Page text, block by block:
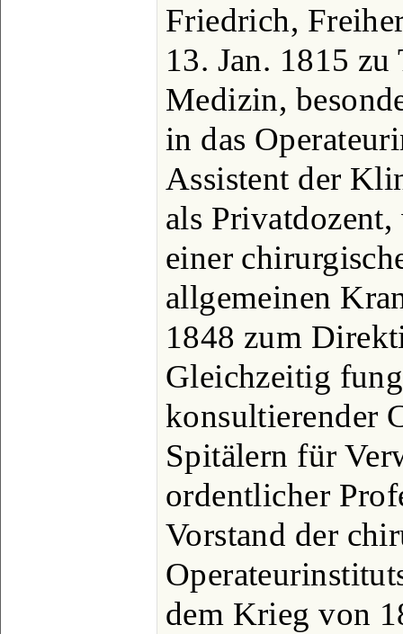
Friedrich,
13. Jan. 1815
Medizin,
in das
Assistent der
als
einer
allgemeinen
1848 zum
Gleichzeitig
konsultierender
Spitälern für
ordentlicher
Vorstand der
dem Krieg von